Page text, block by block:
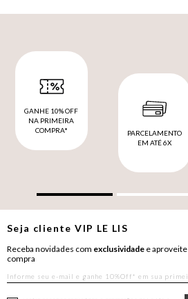
GANHE 10% OFF
NA PRIMEIRA
COMPRA*
PARCELAMENTO
EM ATÉ 6X
Seja clienteVIP LE LIS
Receba novidades com exclusividade e aproveite
compra